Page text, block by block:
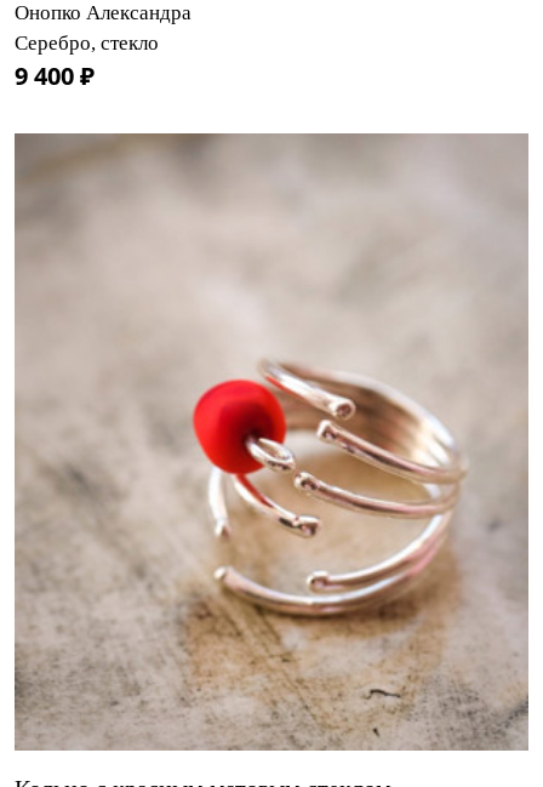
Онопко Александра
Серебро, стекло
9 400 ₽